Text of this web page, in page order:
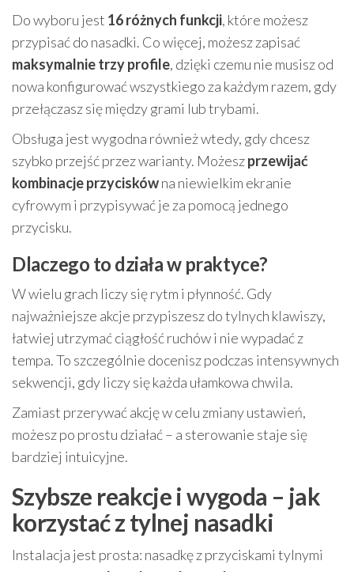
Do wyboru jest 16 różnych funkcji, które możesz
przypisać do nasadki. Co więcej, możesz zapisać
maksymalnie trzy profile, dzięki czemu nie musisz od
nowa konfigurować wszystkiego za każdym razem, gdy
przełączasz się między grami lub trybami.
Obsługa jest wygodna również wtedy, gdy chcesz
szybko przejść przez warianty. Możeszprzewijać
kombinacje przyciskówna niewielkim ekranie
cyfrowym i przypisywać je za pomocą jednego
przycisku.
Dlaczego to działa w praktyce?
W wielu grach liczy się rytm i płynność. Gdy
najważniejsze akcje przypiszesz do tylnych klawiszy,
łatwiej utrzymać ciągłość ruchów i nie wypadać z
tempa. To szczególnie docenisz podczas intensywnych
sekwencji, gdy liczy się każda ułamkowa chwila.
Zamiast przerywać akcję w celu zmiany ustawień,
możesz po prostu działać – a sterowanie staje się
bardziej intuicyjne.
Szybsze reakcje i wygoda – jak
korzystać z tylnej nasadki
Instalacja jest prosta: nasadkę z przyciskami tylnymi